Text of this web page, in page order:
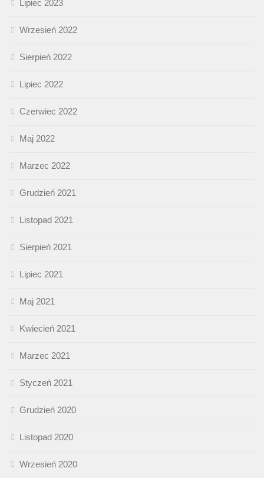
Lipiec 2023
Wrzesień 2022
Sierpień 2022
Lipiec 2022
Czerwiec 2022
Maj 2022
Marzec 2022
Grudzień 2021
Listopad 2021
Sierpień 2021
Lipiec 2021
Maj 2021
Kwiecień 2021
Marzec 2021
Styczeń 2021
Grudzień 2020
Listopad 2020
Wrzesień 2020